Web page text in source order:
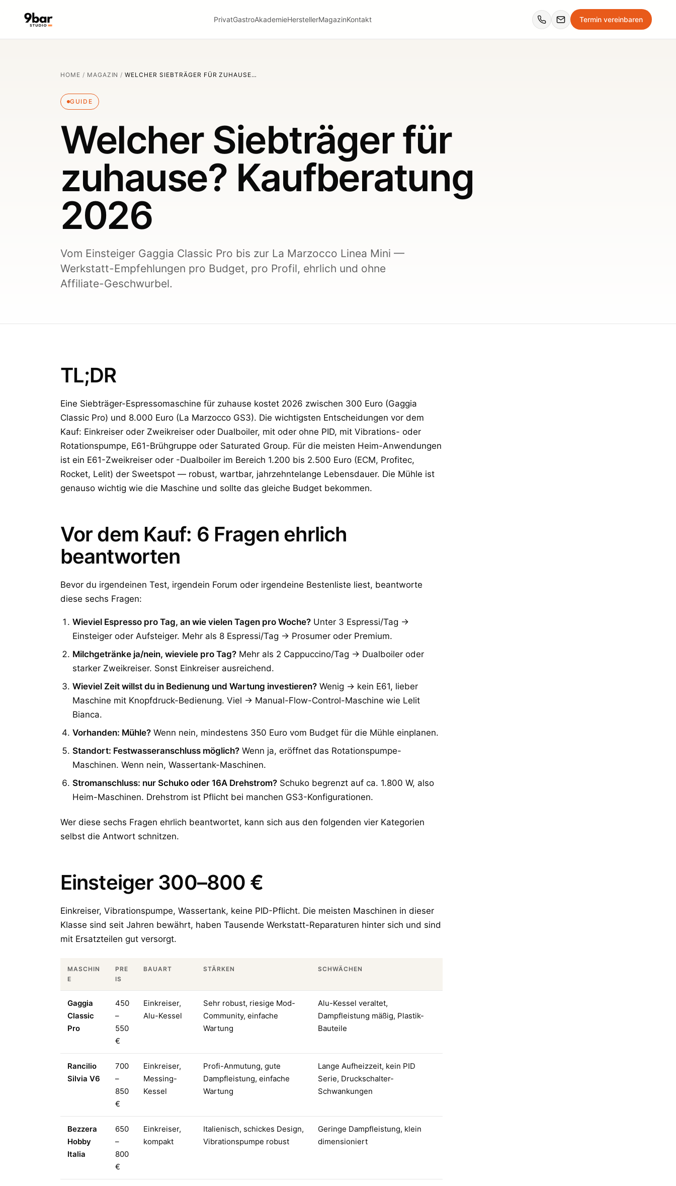
PrivatGastroAkademieHerstellerMagazinKontakt Termin vereinbaren
HOME / MAGAZIN /WELCHER SIEBTRÄGER FÜR ZUHAUSE…
GUIDE
Welcher Siebträger für
zuhause? Kaufberatung
2026
Vom Einsteiger Gaggia Classic Pro bis zur La Marzocco Linea Mini —
Werkstatt-Empfehlungen pro Budget, pro Profil, ehrlich und ohne
Affiliate-Geschwurbel.
TL;DR
Eine Siebträger-Espressomaschine für zuhause kostet 2026 zwischen 300 Euro (Gaggia
Classic Pro) und 8.000 Euro (La Marzocco GS3). Die wichtigsten Entscheidungen vor dem
Kauf: Einkreiser oder Zweikreiser oder Dualboiler, mit oder ohne PID, mit Vibrations- oder
Rotationspumpe, E61-Brühgruppe oder Saturated Group. Für die meisten Heim-Anwendungen
ist ein E61-Zweikreiser oder -Dualboiler im Bereich 1.200 bis 2.500 Euro (ECM, Profitec,
Rocket, Lelit) der Sweetspot — robust, wartbar, jahrzehntelange Lebensdauer. Die Mühle ist
genauso wichtig wie die Maschine und sollte das gleiche Budget bekommen.
Vor dem Kauf: 6 Fragen ehrlich
beantworten
Bevor du irgendeinen Test, irgendein Forum oder irgendeine Bestenliste liest, beantworte
diese sechs Fragen:
Wieviel Espresso pro Tag, an wie vielen Tagen pro Woche? Unter 3 Espressi/Tag →
Einsteiger oder Aufsteiger. Mehr als 8 Espressi/Tag → Prosumer oder Premium.
Milchgetränke ja/nein, wieviele pro Tag? Mehr als 2 Cappuccino/Tag → Dualboiler oder
starker Zweikreiser. Sonst Einkreiser ausreichend.
Wieviel Zeit willst du in Bedienung und Wartung investieren? Wenig → kein E61, lieber
Maschine mit Knopfdruck-Bedienung. Viel → Manual-Flow-Control-Maschine wie Lelit
Bianca.
Vorhanden: Mühle? Wenn nein, mindestens 350 Euro vom Budget für die Mühle einplanen.
Standort: Festwasseranschluss möglich? Wenn ja, eröffnet das Rotationspumpe-
Maschinen. Wenn nein, Wassertank-Maschinen.
Stromanschluss: nur Schuko oder 16A Drehstrom? Schuko begrenzt auf ca. 1.800 W, also
Heim-Maschinen. Drehstrom ist Pflicht bei manchen GS3-Konfigurationen.
Wer diese sechs Fragen ehrlich beantwortet, kann sich aus den folgenden vier Kategorien
selbst die Antwort schnitzen.
Einsteiger 300–800 €
Einkreiser, Vibrationspumpe, Wassertank, keine PID-Pflicht. Die meisten Maschinen in dieser
Klasse sind seit Jahren bewährt, haben Tausende Werkstatt-Reparaturen hinter sich und sind
mit Ersatzteilen gut versorgt.
MASCHIN
E
PRE
IS
BAUART STÄRKEN SCHWÄCHEN
Gaggia
Classic
Pro
450
–
550
€
Einkreiser,
Alu-Kessel
Sehr robust, riesige Mod-
Community, einfache
Wartung
Alu-Kessel veraltet,
Dampfleistung mäßig, Plastik-
Bauteile
Rancilio
Silvia V6
700
–
850
€
Einkreiser,
Messing-
Kessel
Profi-Anmutung, gute
Dampfleistung, einfache
Wartung
Lange Aufheizzeit, kein PID
Serie, Druckschalter-
Schwankungen
Bezzera
Hobby
Italia
650
–
800
€
Einkreiser,
kompakt
Italienisch, schickes Design,
Vibrationspumpe robust
Geringe Dampfleistung, klein
dimensioniert